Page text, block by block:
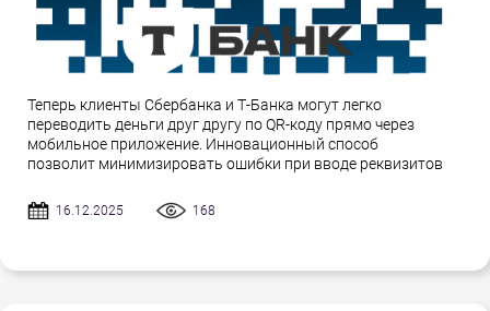
Теперь клиенты Сбербанка и Т-Банка могут легко
переводить деньги друг другу по QR-коду прямо через
мобильное приложение. Инновационный способ
позволит минимизировать ошибки при вводе реквизитов
16.12.2025 168